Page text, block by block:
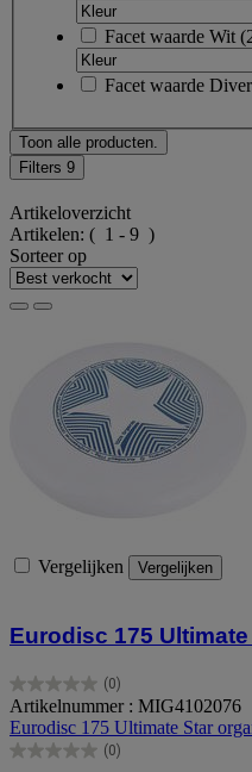
Facet waarde Wit (
Facet waarde
Toon alle producten.
Filters 9
Artikeloverzicht
Artikelen: ( 1 - 9 )
Sorteer op
Vergelijken Vergelijken
Eurodisc 175
(0)
0.0
van
de
5
Artikelnummer : MIG4102076
Eurodisc 175 Ultimate Star
(0)
0.0